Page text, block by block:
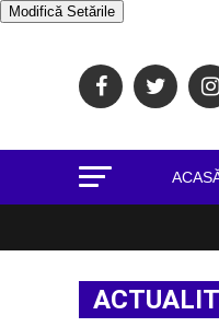
Modifică Setările